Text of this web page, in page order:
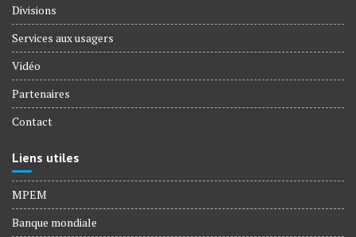
Divisions
Services aux usagers
Vidéo
Partenaires
Contact
Liens utiles
MPEM
Banque mondiale